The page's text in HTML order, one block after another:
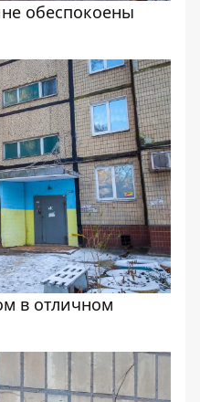
обеспокоены
в отличном